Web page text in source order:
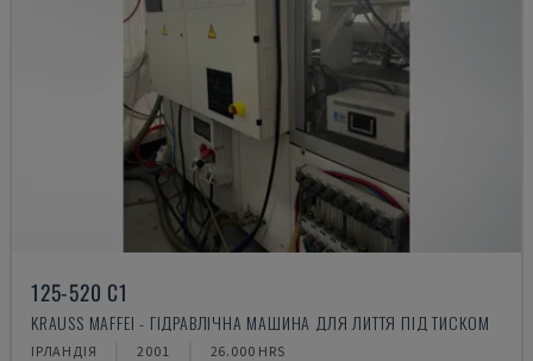
125-520 C1
KRAUSS MAFFEI - ГІДРАВЛІЧНА МАШИНА ДЛЯ ЛИТТЯ ПІД ТИСКОМ
ІРЛАНДІЯ 2001 26.000 HRS